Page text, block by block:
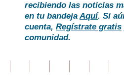
recibiendo las noticias
en tu bandejaAquí. Si
cuenta, Regístrate gratis
comunidad.